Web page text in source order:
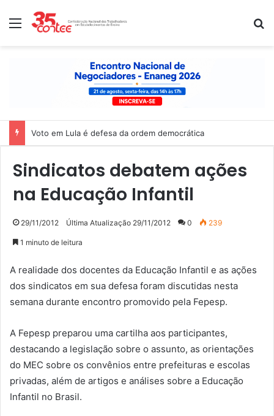
Menu
Voto em Lula é defesa da ordem democrática
Sindicatos debatem ações
na Educação Infantil
29/11/2012 Última Atualização 29/11/2012 0 239
1 minuto de leitura
A realidade dos docentes da Educação Infantil e as ações
dos sindicatos em sua defesa foram discutidas nesta
semana durante encontro promovido pela Fepesp.
A Fepesp preparou uma cartilha aos participantes,
destacando a legislação sobre o assunto, as orientações
do MEC sobre os convênios entre prefeituras e escolas
privadas, além de artigos e análises sobre a Educação
Infantil no Brasil.